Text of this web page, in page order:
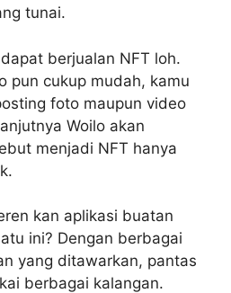
tunai.
berjualan NFT loh.
pun cukup mudah, kamu
foto maupun video
Woilo akan
menjadi NFT hanya
kan aplikasi buatan
ini? Dengan berbagai
yang ditawarkan, pantas
berbagai kalangan.